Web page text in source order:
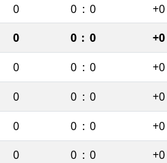
0 0 : 0 +0
0 0 : 0 +0
0 0 : 0 +0
0 0 : 0 +0
0 0 : 0 +0
0 0 : 0 +0